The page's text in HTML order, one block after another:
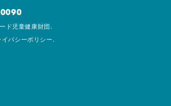
ド児童健康財団.
イバシーポリシー.